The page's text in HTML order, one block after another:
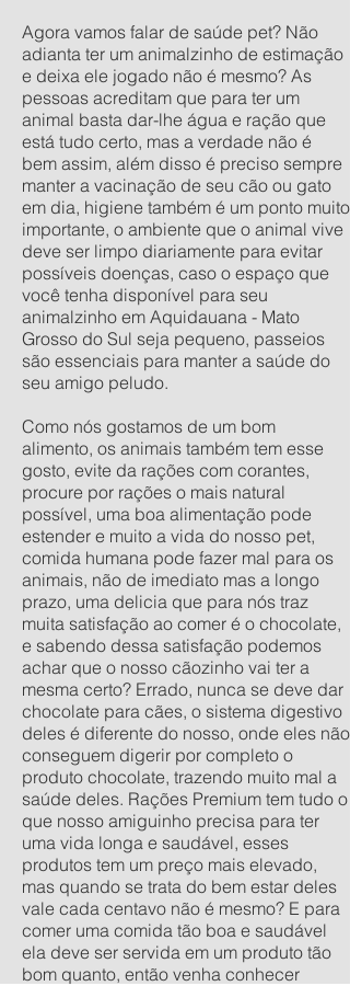
Agora vamos falar de saúde pet? Não
adianta ter um animalzinho de estimação
e deixa ele jogado não é mesmo? As
pessoas acreditam que para ter um
animal basta dar-lhe água e ração que
está tudo certo, mas a verdade não é
bem assim, além disso é preciso sempre
manter a vacinação de seu cão ou gato
em dia, higiene também é um ponto muito
importante, o ambiente que o animal vive
deve ser limpo diariamente para evitar
possíveis doenças, caso o espaço que
você tenha disponível para seu
animalzinho em Aquidauana - Mato
Grosso do Sul seja pequeno, passeios
são essenciais para manter a saúde do
seu amigo peludo.
Como nós gostamos de um bom
alimento, os animais também tem esse
gosto, evite da rações com corantes,
procure por rações o mais natural
possível, uma boa alimentação pode
estender e muito a vida do nosso pet,
comida humana pode fazer mal para os
animais, não de imediato mas a longo
prazo, uma delicia que para nós traz
muita satisfação ao comer é o chocolate,
e sabendo dessa satisfação podemos
achar que o nosso cãozinho vai ter a
mesma certo? Errado, nunca se deve dar
chocolate para cães, o sistema digestivo
deles é diferente do nosso, onde eles não
conseguem digerir por completo o
produto chocolate, trazendo muito mal a
saúde deles. Rações Premium tem tudo o
que nosso amiguinho precisa para ter
uma vida longa e saudável, esses
produtos tem um preço mais elevado,
mas quando se trata do bem estar deles
vale cada centavo não é mesmo? E para
comer uma comida tão boa e saudável
ela deve ser servida em um produto tão
bom quanto, então venha conhecer